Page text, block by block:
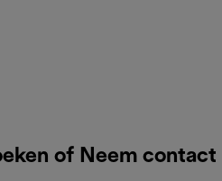
of Neem contact